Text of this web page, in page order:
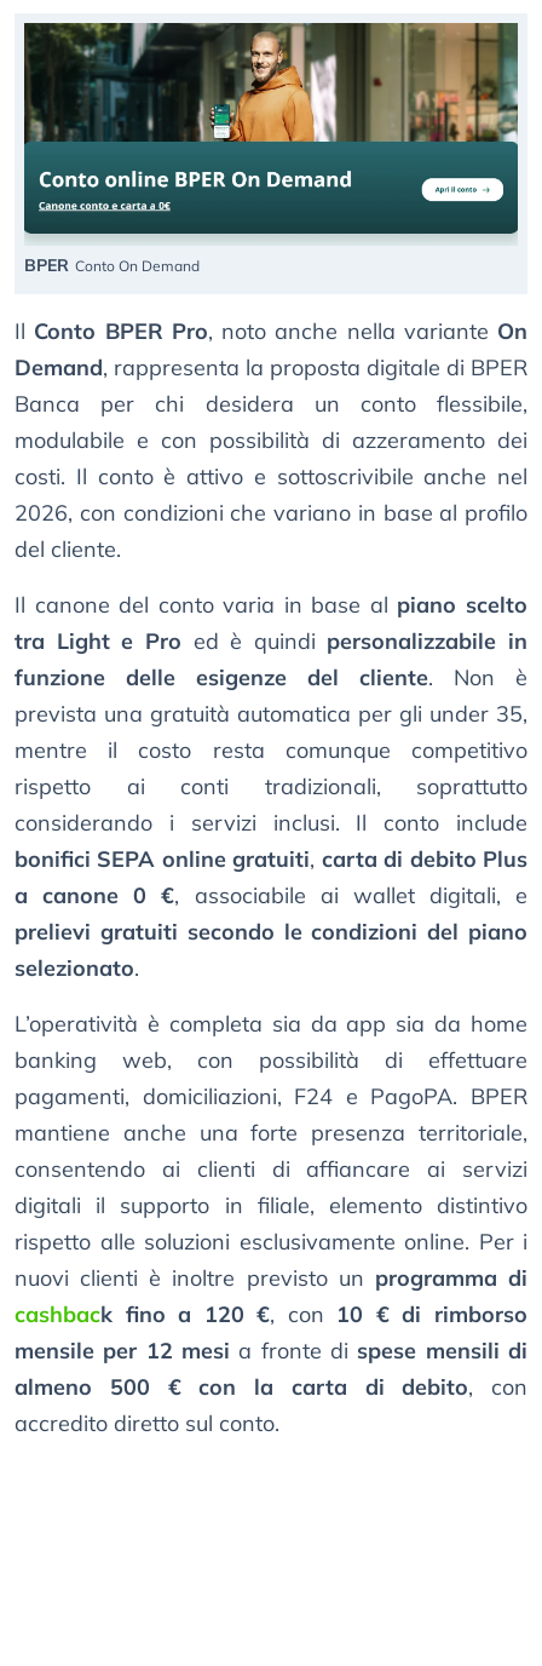
BPER Conto On Demand
Il Conto BPER Pro, noto anche nella variante On
Demand, rappresenta la proposta digitale di BPER
Banca per chi desidera un conto flessibile,
modulabile e con possibilità di azzeramento dei
costi. Il conto è attivo e sottoscrivibile anche nel
2026, con condizioni che variano in base al profilo
del cliente.
Il canone del conto varia in base al piano scelto
tra Light e Pro ed è quindi personalizzabile in
funzione delle esigenze del cliente. Non è
prevista una gratuità automatica per gli under 35,
mentre il costo resta comunque competitivo
rispetto ai conti tradizionali, soprattutto
considerando i servizi inclusi. Il conto include
bonifici SEPA online gratuiti, carta di debito Plus
a canone 0 €, associabile ai wallet digitali, e
prelievi gratuiti secondo le condizioni del piano
selezionato.
L’operatività è completa sia da app sia da home
banking web, con possibilità di effettuare
pagamenti, domiciliazioni, F24 e PagoPA. BPER
mantiene anche una forte presenza territoriale,
consentendo ai clienti di affiancare ai servizi
digitali il supporto in filiale, elemento distintivo
rispetto alle soluzioni esclusivamente online. Per i
nuovi clienti è inoltre previsto un programma di
cashback fino a 120 €, con 10 € di rimborso
mensile per 12 mesi a fronte di spese mensili di
almeno 500 € con la carta di debito, con
accredito diretto sul conto.